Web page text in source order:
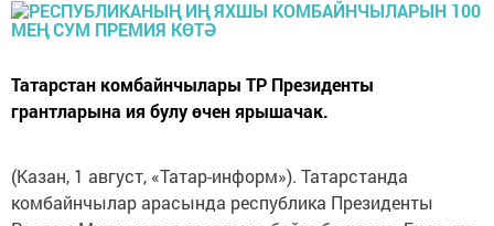
Татарстан комбайнчылары ТР Президенты
грантларына ия булу өчен ярышачак.
(Казан, 1 август, «Татар-информ»). Татарстанда
комбайнчылар арасында республика Президенты